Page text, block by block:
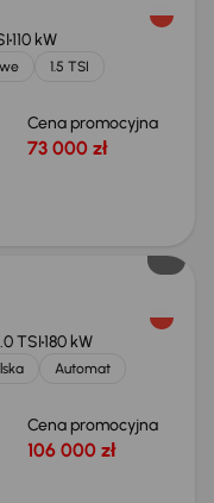
110 kW
1.5 TSI
Cena promocyjna
73 000 zł
TSI180 kW
Automat
Cena promocyjna
106 000 zł